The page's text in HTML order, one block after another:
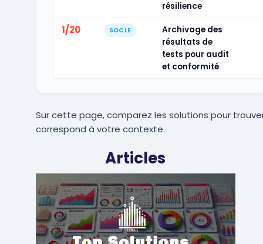
résilience
1/20 SOCLE
Archivage des
résultats de
tests pour audit
et conformité
Sur cette page, comparez les solutions pour
correspond à votre contexte.
Articles